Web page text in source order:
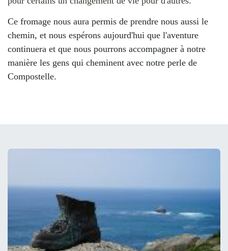
Ce fromage nous aura permis de prendre nous aussi le
chemin, et nous espérons aujourd'hui que l'aventure
continuera et que nous pourrons accompagner à notre
manière les gens qui cheminent avec notre perle de
Compostelle.